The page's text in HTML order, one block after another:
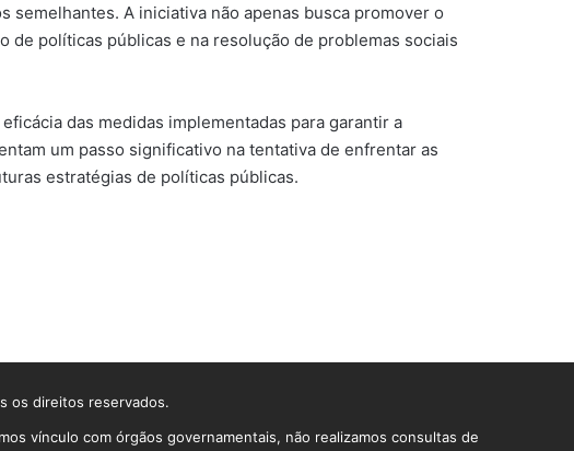
A iniciativa não apenas busca promover o
de políticas públicas e na resolução de problemas sociais
das medidas implementadas para garantir a
um passo significativo na tentativa de enfrentar as
estratégias de políticas públicas.
os direitos reservados.
vínculo com órgãos governamentais, não realizamos consultas de